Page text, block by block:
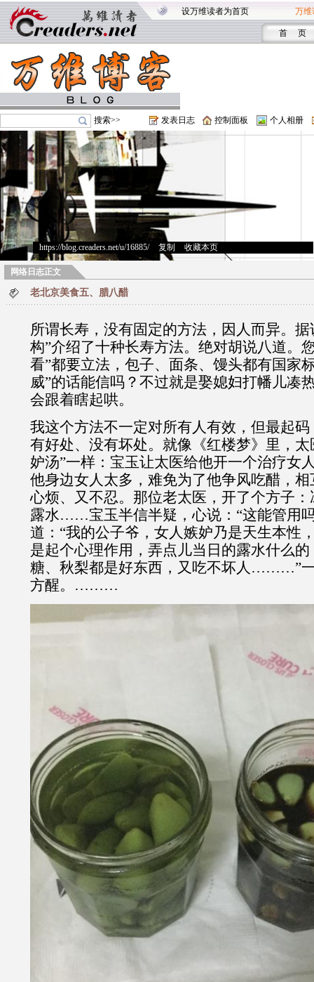
设万维读者为首页 万维
首 页
搜索>> 发表日志 控制面板 个人相册
https://blog.creaders.net/u/16885/> 复制 收藏本页
网络日志正文
老北京美食五、腊八醋
所谓长寿，没有固定的方法，因人而异。
构”介绍了十种长寿方法。绝对胡说八道。
看”都要立法，包子、面条、馒头都有国家
威”的话能信吗？不过就是娶媳妇打幡儿凑
会跟着瞎起哄。
我这个方法不一定对所有人有效，但最起
有好处、没有坏处。就像《红楼梦》里，
妒汤”一样：宝玉让太医给他开一个治疗女
他身边女人太多，难免为了他争风吃醋，
心烦、又不忍。那位老太医，开了个方子
露水……宝玉半信半疑，心说：“这能管用
道：“我的公子爷，女人嫉妒乃是天生本性
是起个心理作用，弄点儿当日的露水什么
糖、秋梨都是好东西，又吃不坏人………”
方醒。………